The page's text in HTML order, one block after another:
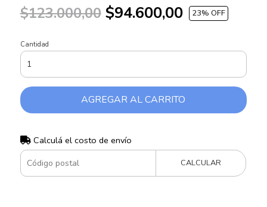
$123.000,00$94.600,00 23% OFF
Cantidad
AGREGAR AL CARRITO
Calculá el costo de envío
CALCULAR